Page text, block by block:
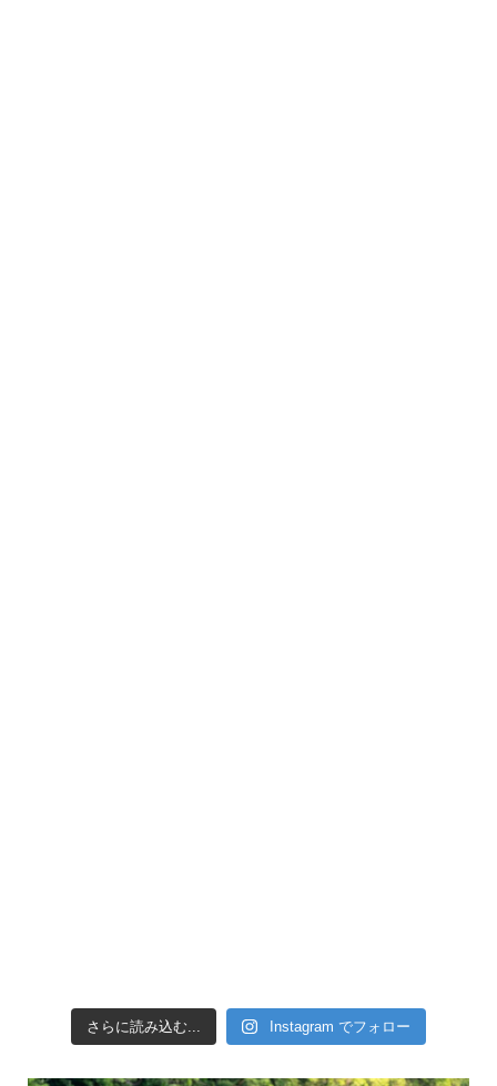
さらに読み込む... Instagram でフォロー